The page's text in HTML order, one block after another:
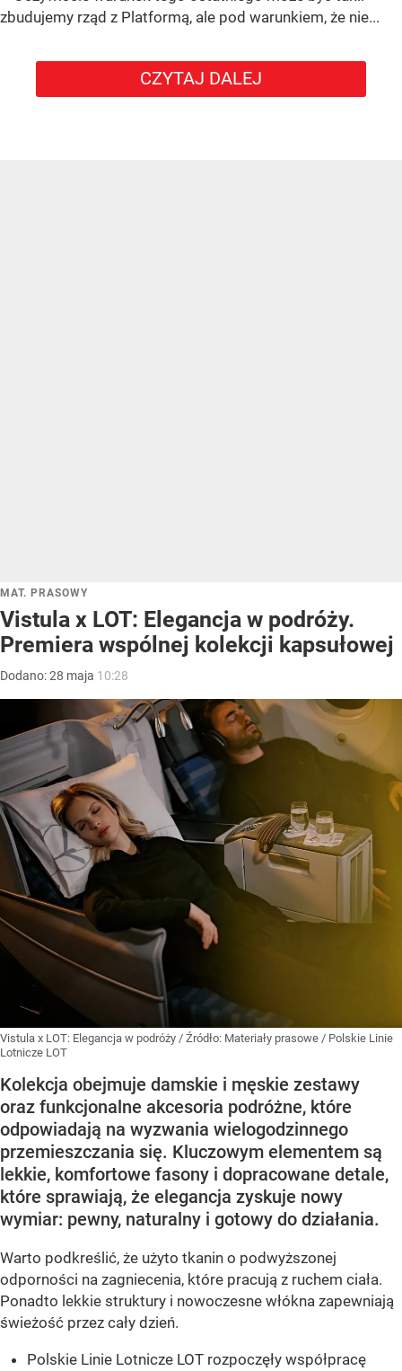
zbudujemy rząd z Platformą, ale pod warunkiem, że nie...
CZYTAJ DALEJ
MAT. PRASOWY
Vistula x LOT: Elegancja w podróży.
Premiera wspólnej kolekcji kapsułowej
Dodano:28 maja 10:28
Vistula x LOT: Elegancja w podróży / Źródło: Materiały prasowe / Polskie Linie
Lotnicze LOT
Kolekcja obejmuje damskie i męskie zestawy
oraz funkcjonalne akcesoria podróżne, które
odpowiadają na wyzwania wielogodzinnego
przemieszczania się. Kluczowym elementem są
lekkie, komfortowe fasony i dopracowane detale,
które sprawiają, że elegancja zyskuje nowy
wymiar: pewny, naturalny i gotowy do działania.
Warto podkreślić, że użyto tkanin o podwyższonej
odporności na zagniecenia, które pracują z ruchem ciała.
Ponadto lekkie struktury i nowoczesne włókna zapewniają
świeżość przez cały dzień.
Polskie Linie Lotnicze LOT rozpoczęły współpracę